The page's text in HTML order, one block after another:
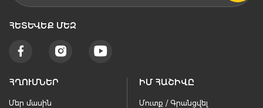
ՀԵՏԵՒԵՔ ՄԵԶ
ՀՂՈՒՄՆԵՐ
Մեր մասին
ԻՄ ՀԱՇԻՎԸ
Մուտք / Գրանցվել